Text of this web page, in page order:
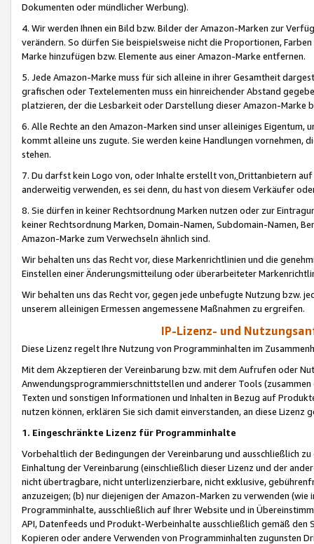
Dokumenten oder mündlicher Werbung).
4. Wir werden Ihnen ein Bild bzw. Bilder der Amazon-Marken zur
verändern. So dürfen Sie beispielsweise nicht die Proportionen,
Marke hinzufügen bzw. Elemente aus einer Amazon-Marke entfernen.
5. Jede Amazon-Marke muss für sich alleine in ihrer Gesamtheit
grafischen oder Textelementen muss ein hinreichender Abstand
platzieren, der die Lesbarkeit oder Darstellung dieser Amazon-Marke
6. Alle Rechte an den Amazon-Marken sind unser alleiniges
kommt alleine uns zugute. Sie werden keine Handlungen vornehmen,
stehen.
7. Du darfst kein Logo von, oder Inhalte erstellt von,Drittanbietern auf
anderweitig verwenden, es sei denn, du hast von diesem Verkäufer
8. Sie dürfen in keiner Rechtsordnung Marken nutzen oder zur
keiner Rechtsordnung Marken, Domain-Namen, Subdomain-Namen,
Amazon-Marke zum Verwechseln ähnlich sind.
Wir behalten uns das Recht vor, diese Markenrichtlinien und die
Einstellen einer Änderungsmitteilung oder überarbeiteter
Wir behalten uns das Recht vor, gegen jede unbefugte Nutzung bzw.
unserem alleinigen Ermessen angemessene Maßnahmen zu ergreifen.
IP-Lizenz- und
Diese Lizenz regelt Ihre Nutzung von Programminhalten im
Mit dem Akzeptieren der Vereinbarung bzw. mit dem Aufrufen oder
Anwendungsprogrammierschnittstellen und anderer Tools (zusammen
Texten und sonstigen Informationen und Inhalten in Bezug auf
nutzen können, erklären Sie sich damit einverstanden, an diese Lizenz
1. Eingeschränkte Lizenz für Programminhalte
Vorbehaltlich der Bedingungen der Vereinbarung und ausschließlich
Einhaltung der Vereinbarung (einschließlich dieser Lizenz und der
nicht übertragbare, nicht unterlizenzierbare, nicht exklusive,
anzuzeigen; (b) nur diejenigen der Amazon-Marken zu verwenden
Programminhalte, ausschließlich auf Ihrer Website und in
API, Datenfeeds und Produkt-Werbeinhalte ausschließlich gemäß
Kopieren oder andere Verwenden von Programminhalten zugunsten